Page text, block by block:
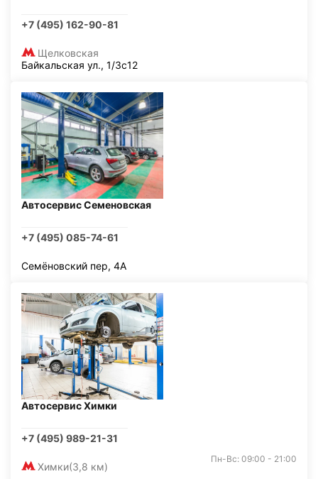
+7 (495) 162-90-81
Щелковская
Байкальская ул., 1/3с12
Автосервис Семеновская
+7 (495) 085-74-61
Семёновский пер, 4А
Автосервис Химки
+7 (495) 989-21-31
Химки(3,8 км)
Пн-Вс: 09:00 - 21:00